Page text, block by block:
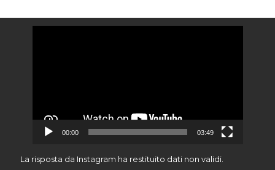
00:00 03:49
La risposta da Instagram ha restituito dati non validi.